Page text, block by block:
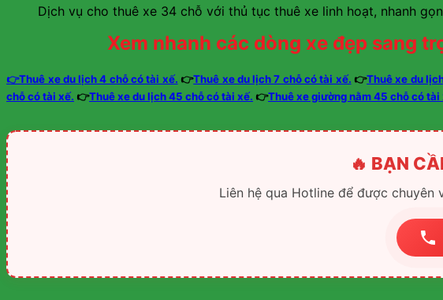
Dịch vụ cho thuê xe 34 chỗ với thủ tục thuê xe linh hoạt, nhanh gọn
Xem nhanh các dòng xe đẹp sang
👉Thuê xe du lịch 4 chỗ có tài xế. 👉Thuê xe du lịch 7 chỗ có tài xế. 👉Thuê xe du
chỗ có tài xế. 👉Thuê xe du lịch 45 chỗ có tài xế. 👉Thuê xe giường nằm 45 chỗ có tài
🔥 BẠN
Liên hệ qua Hotline để được chuyên